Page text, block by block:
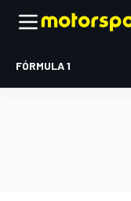
FÓRMULA 1